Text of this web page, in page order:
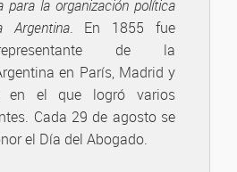
para la organización política
Argentina. En 1855 fue
de la
en París, Madrid y
en el que logró varios
Cada 29 de agosto se
el Día del Abogado.